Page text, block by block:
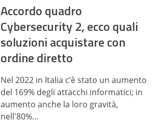
Accordo quadro
Cybersecurity 2, ecco quali
soluzioni acquistare con
ordine diretto
Nel 2022 in Italia c’è stato un aumento
del 169% degli attacchi informatici; in
aumento anche la loro gravità,
nell'80%...